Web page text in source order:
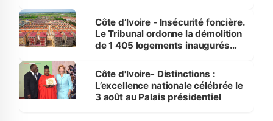
Côte d’Ivoire - Insécurité foncière.
Le Tribunal ordonne la démolition
de 1 405 logements inaugurés
Bassam
Côte d'Ivoire- Distinctions :
L’excellence nationale célébrée le
3 août au Palais présidentiel